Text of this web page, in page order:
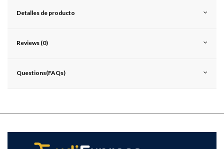
Detalles de producto
Reviews (0)
Questions(FAQs)